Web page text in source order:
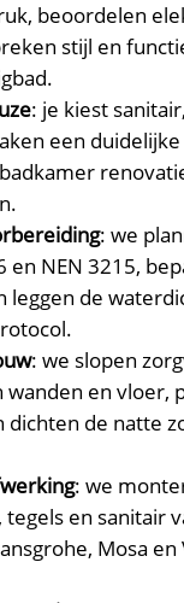
beoordelen
stijl en
: je kiest
een
: we
en NEN 3215,
leggen de
: we slopen
en vloer,
dichten de natte
: we
en sanitair
Mosa en